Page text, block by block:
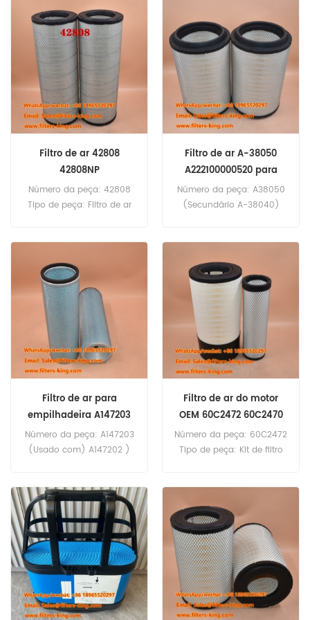
Replacement Quantidade
mínima para encomenda:
20 unidades Elemento do
filtro de ar RS3548
equivalente ao 1144787
para caminhões DAF.
Replacement Quantidade
mínima para encomenda:
20 unidades Filtro de ar
RS30217, referência cruzada
55089273. Compatível
com Tamrock DX500R,
DX700, DX780, DX800 e
Ranger800.
Filtro de ar 42808
42808NP
Número da peça: 42808
Tipo de peça: Filtro de ar
Filtro de ar A-38050
A222100000520 para
caminhão
Número da peça: A38050
(Secundário A-38040)
mínima para encomenda:
20 unidades
Filtro de ar para
empilhadeira A147203
Número da peça: A147203
(Usado com) A147202 )
Doosan - Peça de
Reposição Quantidade
mínima para encomenda:
20 unidades Filtro de ar
A147203 - Referência
cruzada P522452 AF4896
CF14007x - Compatível
com Daewoo Doosan D100
Filtro de ar do motor
OEM 60C2472 60C2470
60C1562
Número da peça: 60C2472
Tipo de peça: Kit de filtro
20 unidades Kit de filtro de
ar 60C2472, referência
cruzada X012252, para uso
em Liugong 930E 870H
CLG850H CLG856H ZL50CN.